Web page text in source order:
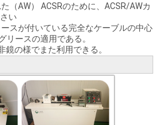
（AW） ACSRのために、ACSR/AWカ
い
スが付いている完全なケーブルの中心
リースの適用である。
鏡の様でまた利用できる。